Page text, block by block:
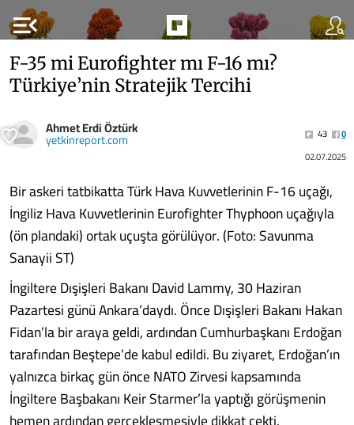
menu_open
F-35 mi Eurofighter mı F-16 mı?
Türkiye’nin Stratejik Tercihi
Ahmet Erdi Öztürk
yetkinreport.com 43
0
02.07.2025
Bir askeri tatbikatta Türk Hava Kuvvetlerinin F-16 uçağı,
İngiliz Hava Kuvvetlerinin Eurofighter Thyphoon uçağıyla
(ön plandaki) ortak uçuşta görülüyor. (Foto: Savunma
Sanayii ST)
İngiltere Dışişleri Bakanı David Lammy, 30 Haziran
Pazartesi günü Ankara’daydı. Önce Dışişleri Bakanı Hakan
Fidan’la bir araya geldi, ardından Cumhurbaşkanı Erdoğan
tarafından Beştepe’de kabul edildi. Bu ziyaret, Erdoğan’ın
yalnızca birkaç gün önce NATO Zirvesi kapsamında
İngiltere Başbakanı Keir Starmer’la yaptığı görüşmenin